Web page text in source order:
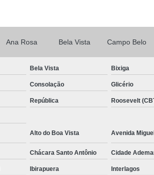
Ana Rosa Bela Vista Campo Belo
Bela Vista Bixiga
Consolação Glicério
República Roosevelt
Alto do Boa Vista Avenida
Chácara Santo Antônio Cidade
Ibirapuera Interlagos